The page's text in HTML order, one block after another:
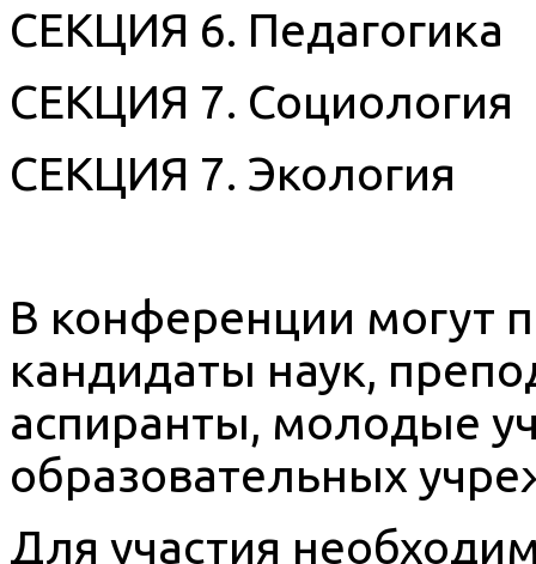
СЕКЦИЯ 6. Педагогика
СЕКЦИЯ 7. Социология
СЕКЦИЯ 7. Экология
В конференции могут
кандидаты наук,
аспиранты, молодые
образовательных
Для участия